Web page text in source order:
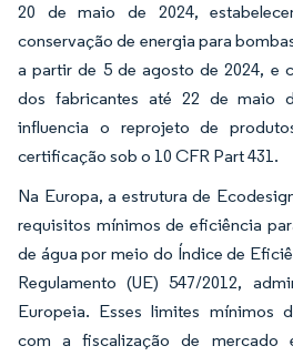
20 de maio de 2024,
conservação de energia para
a partir de 5 de agosto de 2024, e
dos fabricantes até 22 de maio
influencia o reprojeto de
certificação sob o 10 CFR Part 431.
Na Europa, a estrutura de
requisitos mínimos de eficiência
de água por meio do Índice de
Regulamento (UE) 547/2012,
Europeia. Esses limites mínimos
com a fiscalização de mercado